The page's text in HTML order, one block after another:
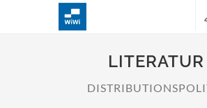
LITERATUR